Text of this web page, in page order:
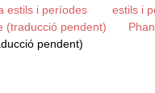
estils i períodes estils i
(traducció pendent)
pendent)